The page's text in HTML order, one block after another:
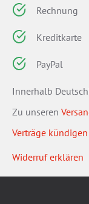
Rechnung
Kreditkarte
PayPal
Innerhalb
Zu unseren
Verträge kündigen
Widerruf erklären